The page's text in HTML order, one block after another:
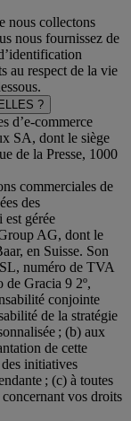
nous collectons
nous fournissez de
au respect de la vie
?
d’e-commerce
SA, dont le siège
de la Presse, 1000
commerciales de
des
gérée
AG, dont le
en Suisse. Son
numéro de TVA
de Gracia 9 2º,
conjointe
de la stratégie
; (b) aux
de cette
initiatives
; (c) à toutes
vos droits